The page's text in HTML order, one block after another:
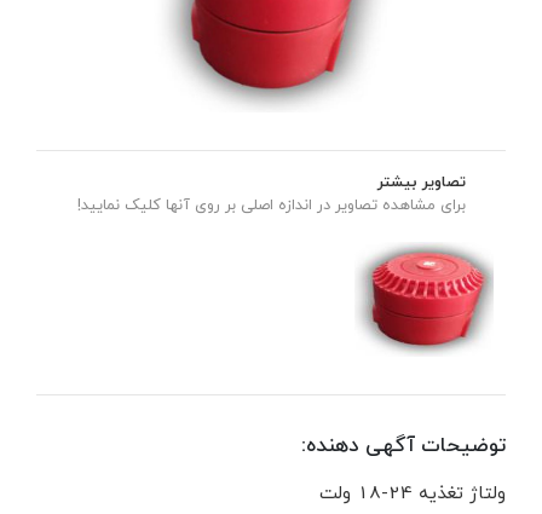
تصاویر بیشتر
برای مشاهده تصاویر در اندازه اصلی بر روی آنها کلیک نمایید!
توضیحات آگهی دهنده:
ولتاژ تغذیه 24-18 ولت